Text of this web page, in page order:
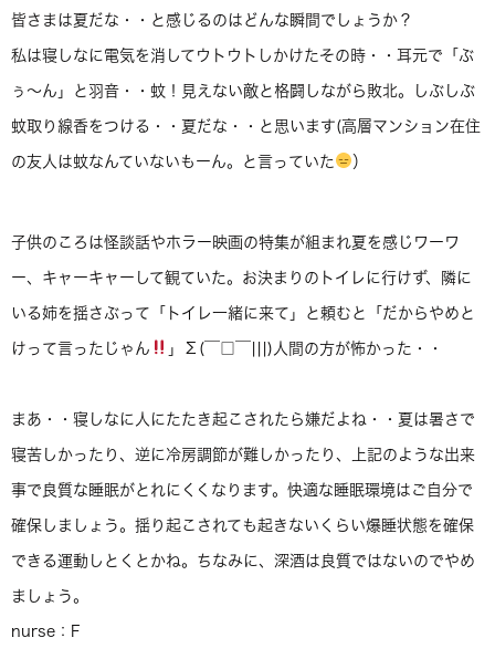
皆さまは夏だな・・と感じるのはどんな瞬間でしょうか？
私は寝しなに電気を消してウトウトしかけたその時・・耳元で「ぶ
ぅ〜ん」と羽音・・蚊！見えない敵と格闘しながら敗北。しぶしぶ
蚊取り線香をつける・・夏だな・・と思います(高層マンション在住
の友人は蚊なんていないもーん。と言っていた ）
子供のころは怪談話やホラー映画の特集が組まれ夏を感じワーワ
ー、キャーキャーして観ていた。お決まりのトイレに行けず、隣に
いる姉を揺さぶって「トイレ一緒に来て」と頼むと「だからやめと
けって言ったじゃん 」Σ(￣□￣|||)人間の方が怖かった・・
まあ・・寝しなに人にたたき起こされたら嫌だよね・・夏は暑さで
寝苦しかったり、逆に冷房調節が難しかったり、上記のような出来
事で良質な睡眠がとれにくくなります。快適な睡眠環境はご自分で
確保しましょう。揺り起こされても起きないくらい爆睡状態を確保
できる運動しとくとかね。ちなみに、深酒は良質ではないのでやめ
ましょう。
nurse：F